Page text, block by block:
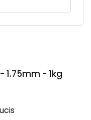
1.75mm - 1kg